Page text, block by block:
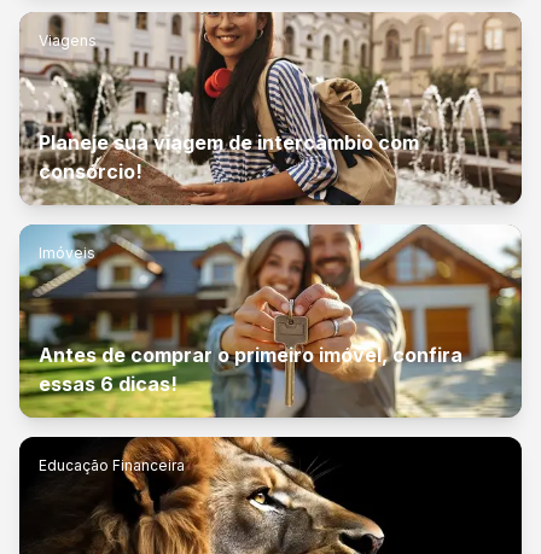
Viagens
Planeje sua viagem de intercâmbio com
consórcio!
Imóveis
Antes de comprar o primeiro imóvel, confira
essas 6 dicas!
Educação Financeira